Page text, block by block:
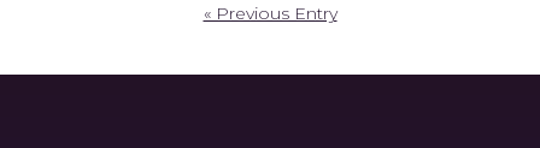
« Previous Entry